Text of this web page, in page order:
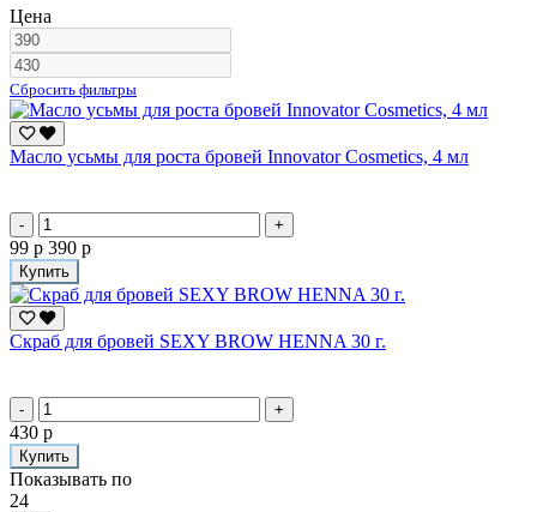
Цена
Сбросить фильтры
Масло усьмы для роста бровей Innovator Cosmetics, 4 мл
- +
99 р 390 р
Купить
Скраб для бровей SEXY BROW HENNA 30 г.
- +
430 р
Купить
Показывать по
24